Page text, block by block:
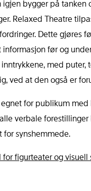
bygger på
Relaxed Theatre
Dette gjøres
før og
med puter,
ved at den også er
for publikum
verbale
for synshemmede.
for figurteater og visuell